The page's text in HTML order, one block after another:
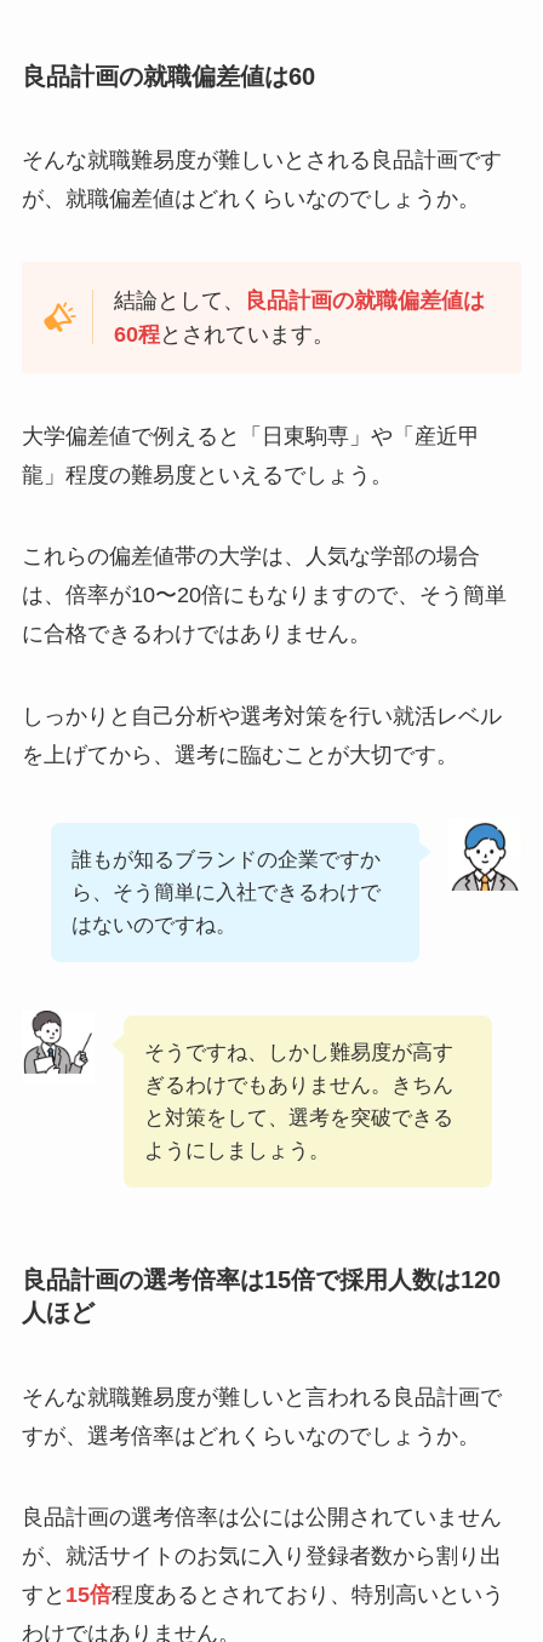
良品計画の就職偏差値は60
そんな就職難易度が難しいとされる良品計画です
が、就職偏差値はどれくらいなのでしょうか。
結論として、
良品計画の就職偏差値は
60程とされています。
大学偏差値で例えると「日東駒専」や「産近甲
龍」程度の難易度といえるでしょう。
これらの偏差値帯の大学は、人気な学部の場合
は、倍率が10〜20倍にもなりますので、そう簡単
に合格できるわけではありません。
しっかりと自己分析や選考対策を行い就活レベル
を上げてから、選考に臨むことが大切です。
誰もが知るブランドの企業ですか
ら、そう簡単に入社できるわけで
はないのですね。
そうですね、しかし難易度が高す
ぎるわけでもありません。きちん
と対策をして、選考を突破できる
ようにしましょう。
良品計画の選考倍率は15倍で採用人数は120
人ほど
そんな就職難易度が難しいと言われる良品計画で
すが、選考倍率はどれくらいなのでしょうか。
良品計画の選考倍率は公には公開されていません
が、就活サイトのお気に入り登録者数から割り出
すと 15倍程度あるとされており、特別高いという
わけではありません。